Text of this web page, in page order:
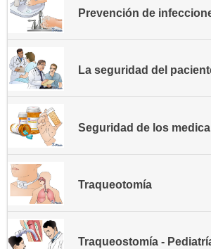
La seguridad del
Seguridad de los
Traqueotomía
Traqueostomía -